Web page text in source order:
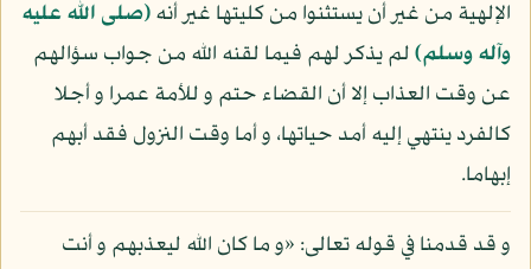
الإلهية من غير أن يستثنوا من كليتها غير أنه(صلى الله عليه
وآله وسلم)لم يذكر لهم فيما لقنه الله من جواب سؤالهم
عن وقت العذاب إلا أن القضاء حتم و للأمة عمرا و أجلا
كالفرد ينتهي إليه أمد حياتها، و أما وقت النزول فقد أبهم
إبهاما.
و قد قدمنا في قوله تعالى: «و ما كان الله ليعذبهم و أنت